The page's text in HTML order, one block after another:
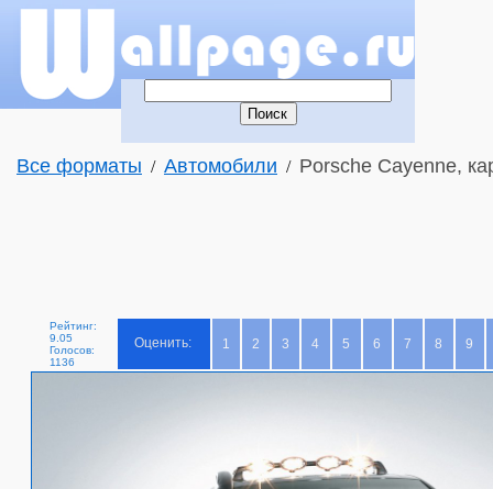
Все форматы / Автомобили / Porsche Cayenne,
Рейтинг:
9.05
Голосов:
1136
Оценить: 1 2 3 4 5 6 7 8 9